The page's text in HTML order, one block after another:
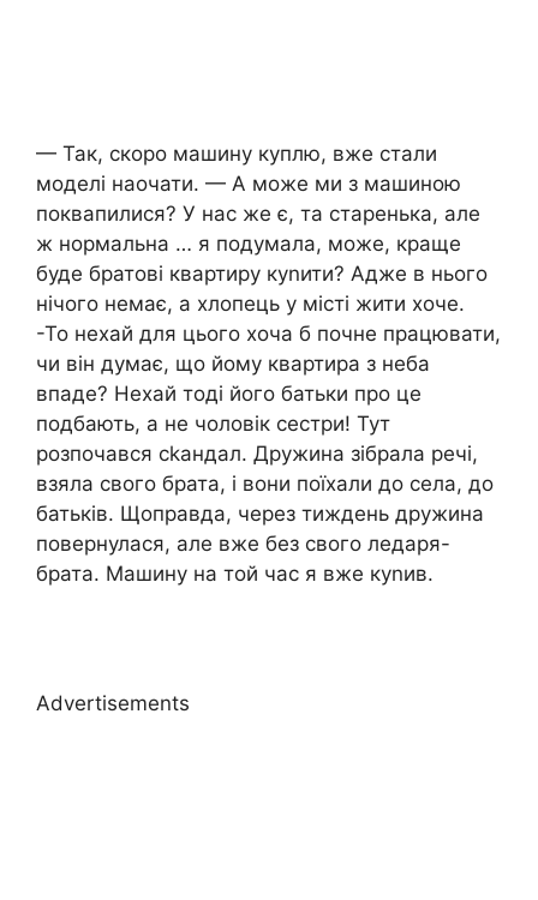
— Так, скоро машину куплю, вже стали
моделі наочати. — А може ми з машиною
поквапилися? У нас же є, та старенька, але
ж нормальна … я подумала, може, краще
буде братові квартиру куnити? Адже в нього
нічого немає, а хлопець у місті жити хоче.
-То нехай для цього хоча б почне працювати,
чи він думає, що йому квартира з неба
впаде? Нехай тоді його батьки про це
подбають, а не чоловік сестри! Тут
розпочався сkандал. Дружина зібрала речі,
взяла свого брата, і вони поїхали до села, до
батьків. Щоправда, через тиждень дружина
повернулася, але вже без свого ледаря-
брата. Машину на той час я вже куnив.
Advertisements